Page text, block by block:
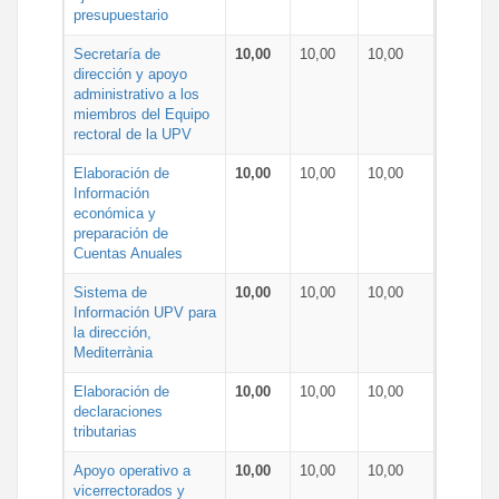
presupuestario
Secretaría de
dirección y apoyo
administrativo a los
miembros del Equipo
rectoral de la UPV
10,00 10,00 10,00
Elaboración de
Información
económica y
preparación de
Cuentas Anuales
10,00 10,00 10,00
Sistema de
Información UPV para
la dirección,
Mediterrània
10,00 10,00 10,00
Elaboración de
declaraciones
tributarias
10,00 10,00 10,00
Apoyo operativo a
vicerrectorados y
10,00 10,00 10,00